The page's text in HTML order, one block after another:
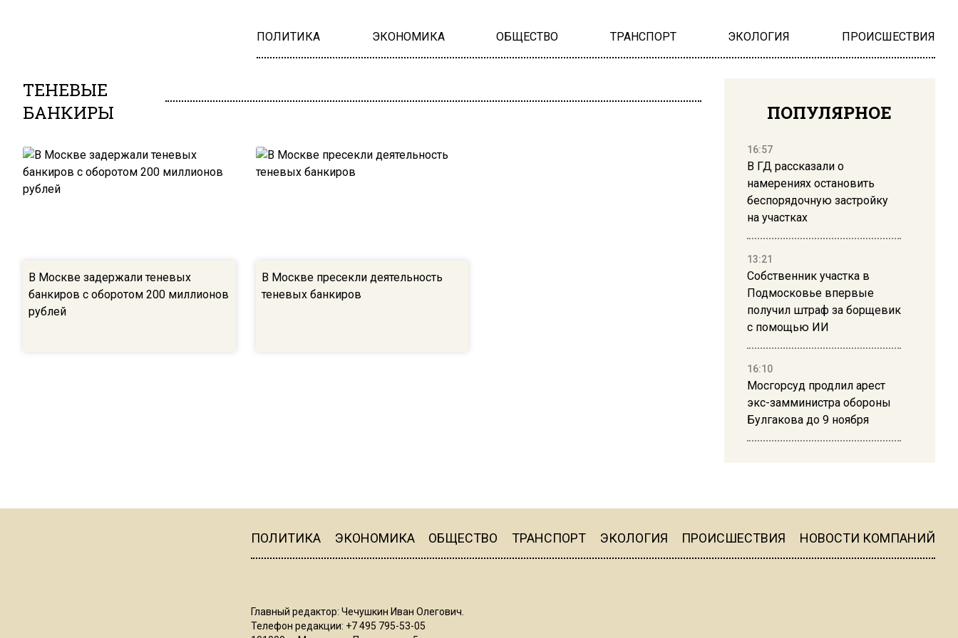
ПОЛИТИКА ЭКОНОМИКА ОБЩЕСТВО ТРАНСПОРТ ЭКОЛОГИЯ ПРОИСШЕСТВИЯ
ТЕНЕВЫЕ
БАНКИРЫ
В Москве задержали теневых
банкиров с оборотом 200 миллионов
рублей
В Москве пресекли деятельность
теневых банкиров
ПОПУЛЯРНОЕ
16:57
В ГД рассказали о
намерениях остановить
беспорядочную застройку
на участках
13:21
Собственник участка в
Подмосковье впервые
получил штраф за борщевик
с помощью ИИ
16:10
Мосгорсуд продлил арест
экс-замминистра обороны
Булгакова до 9 ноября
16:19
ПОЛИТИКА ЭКОНОМИКА ОБЩЕСТВО ТРАНСПОРТ ЭКОЛОГИЯ ПРОИСШЕСТВИЯ НОВОСТИ КОМПАНИЙ
Главный редактор: Чечушкин Иван Олегович.
Телефон редакции: +7 495 795-53-05